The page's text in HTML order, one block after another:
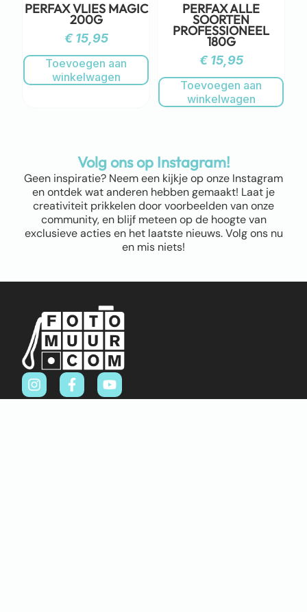
PERFAX VLIES MAGIC
200G
€15,95
Toevoegen aan
winkelwagen
PERFAX ALLE
SOORTEN
PROFESSIONEEL
180G
€15,95
Toevoegen aan
winkelwagen
Volg ons op Instagram!
Geen inspiratie? Neem een kijkje op onze Instagram
en ontdek wat anderen hebben gemaakt! Laat je
creativiteit prikkelen door voorbeelden van onze
community, en blijf meteen op de hoogte van
exclusieve acties en het laatste nieuws. Volg ons nu
en mis niets!